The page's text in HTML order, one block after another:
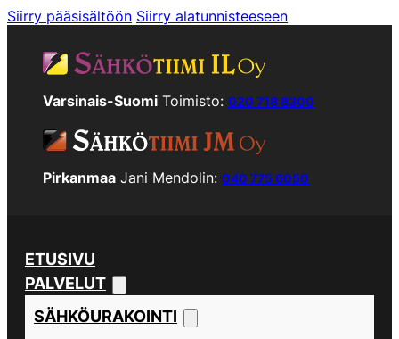
Siirry pääsisältöön Siirry alatunnisteeseen
Varsinais-Suomi Toimisto: 020 718 8300
Pirkanmaa Jani Mendolin: 040 775 6050
ETUSIVU
PALVELUT
SÄHKÖURAKOINTI